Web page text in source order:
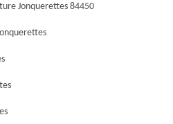
Jonquerettes 84450